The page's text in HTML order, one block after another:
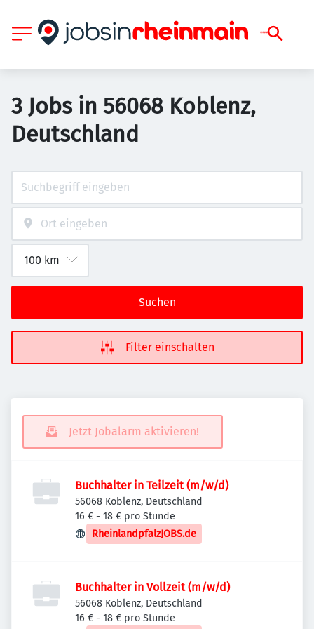
3 Jobs in 56068 Koblenz,
Deutschland
Suchen
Filter einschalten
Jetzt Jobalarm aktivieren!
Buchhalter in Teilzeit (m/w/d)
56068 Koblenz, Deutschland
16 € - 18 € pro Stunde
RheinlandpfalzJOBS.de
Buchhalter in Vollzeit (m/w/d)
56068 Koblenz, Deutschland
16 € - 18 € pro Stunde